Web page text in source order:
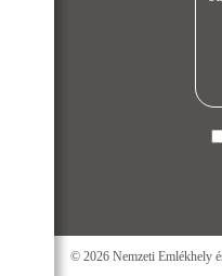
© 2026 Nemzeti Emlékhely